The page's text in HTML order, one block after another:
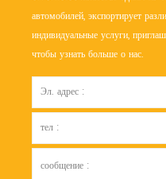
автомобилей, экспортирует
индивидуальные услуги,
чтобы узнать больше о нас.